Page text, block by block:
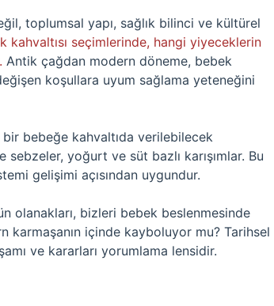
toplumsal yapı, sağlık bilinci ve kültürel
kahvaltısı seçimlerinde, hangi yiyeceklerin
Antik çağdan modern döneme, bebek
koşullara uyum sağlama yeteneğini
bir bebeğe kahvaltıda verilebilecek
sebzeler, yoğurt ve süt bazlı karışımlar. Bu
gelişimi açısından uygundur.
olanakları, bizleri bebek beslenmesinde
karmaşanın içinde kayboluyor mu? Tarihsel
ve kararları yorumlama lensidir.